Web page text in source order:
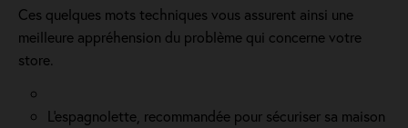
Ces quelques mots techniques vous assurent ainsi une
meilleure appréhension du problème qui concerne votre
store.
L'espagnolette, recommandée pour sécuriser sa maison